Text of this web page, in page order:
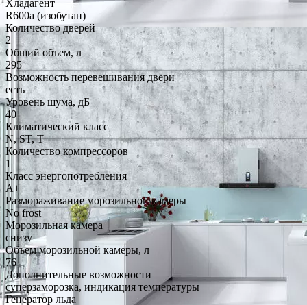
Хладагент
R600a (изобутан)
Количество дверей
2
Общий объем, л
295
Возможность перевешивания двери
есть
Уровень шума, дБ
40
Климатический класс
N, ST, T
Количество компрессоров
1
Класс энергопотребления
A+
Размораживание морозильной камеры
No frost
Морозильная камера
снизу
Объем морозильной камеры, л
76
Дополнительные возможности
суперзаморозка, индикация температуры
Генератор льда